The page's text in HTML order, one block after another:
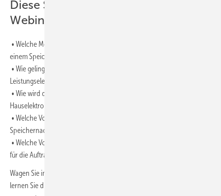
Diese Schwerpunkte wurden im
Webinar behandelt:
• Welche Möglichkeiten zur Kosteneinsparung haben Ihre Kunden mit
einem Speicher?
• Wie gelingt die Speichernachrüstung ohne zusätzliche
Leistungselektronik – unabhängig von verbauten Wechselrichtern?
• Wie wird der Speicher in die bestehende Solaranlage und
Hauselektronik eingebunden?
• Welche Voraussetzungen müssen für die einfache
Speichernachrüstung geschaffen werden?
• Welche Vorteile hat die schnelle und einfache Speichernachrüstung
für die Auftragsbücher von Handwerksunternehmen?
Wagen Sie im Webinar auch schon einen Blick in die Zukunft und
lernen Sie die neueste Entwicklung von Atmoce kennen. Sie dürfen